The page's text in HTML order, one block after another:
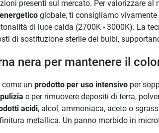
presenti sul mercato. Per valorizzare
globale, ti consigliamo
di luce calda (2700K - 3000K). La
di sostituzione sterile dei bulbi,
nera per mantenere il
un prodotto per uso intensivo per
e per rimuovere depositi di terra,
acidi, alcol, ammoniaca, aceto o
metallica. Un panno morbido in